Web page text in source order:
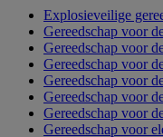
Explosieveilige
Gereedschap voor
Gereedschap voor
Gereedschap voor
Gereedschap voor
Gereedschap voor
Gereedschap voor
Gereedschap voor